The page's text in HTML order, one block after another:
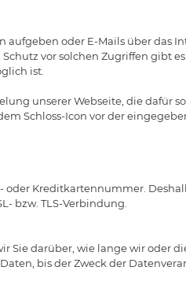
oder E-Mails über das
vor solchen Zugriffen gibt
ist.
unserer Webseite, die dafür
Schloss-Icon vor der
oder Kreditkartennummer.
bzw. TLS-Verbindung.
darüber, wie lange wir oder
bis der Zweck der